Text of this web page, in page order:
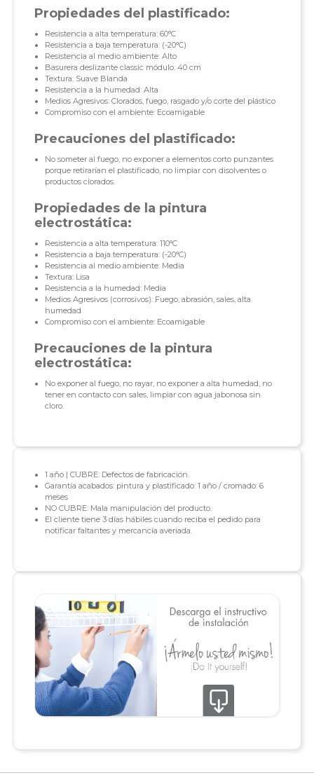
Propiedades del plastificado:
Resistencia a alta temperatura: 60°C
Resistencia a baja temperatura: (-20°C)
Resistencia al medio ambiente: Alto
Basurera deslizante classic módulo: 40 cm
Textura: Suave Blanda
Resistencia a la humedad: Alta
Medios Agresivos: Clorados, fuego, rasgado y/o corte del plástico
Compromiso con el ambiente: Ecoamigable
Precauciones del plastificado:
No someter al fuego, no exponer a elementos corto punzantes
porque retirarían el plastificado, no limpiar con disolventes o
productos clorados.
Propiedades de la pintura
electrostática:
Resistencia a alta temperatura: 110°C
Resistencia a baja temperatura: (-20°C)
Resistencia al medio ambiente: Media
Textura: Lisa
Resistencia a la humedad: Media
Medios Agresivos (corrosivos): Fuego, abrasión, sales, alta
humedad
Compromiso con el ambiente: Ecoamigable
Precauciones de la pintura
electrostática:
No exponer al fuego, no rayar, no exponer a alta humedad, no
tener en contacto con sales, limpiar con agua jabonosa sin
cloro.
1 año | CUBRE: Defectos de fabricación.
Garantía acabados: pintura y plastificado: 1 año / cromado: 6
meses
NO CUBRE: Mala manipulación del producto.
El cliente tiene 3 días hábiles cuando reciba el pedido para
notificar faltantes y mercancía averiada.